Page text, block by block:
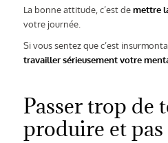
La bonne attitude, c’est demettre
votre journée.
Si vous sentez que c’est
travailler sérieusement votre
Passer trop de
produire et pas